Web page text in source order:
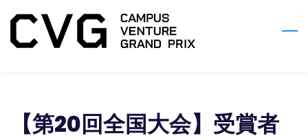
main
【第20回全国大会】受賞者